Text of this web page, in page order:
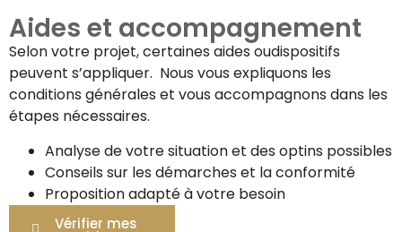
Aides et accompagnement
Selon votre projet, certaines aides oudispositifs
peuvent s’appliquer. Nous vous expliquons les
conditions générales et vous accompagnons dans les
étapes nécessaires.
Analyse de votre situation et des optins possibles
Conseils sur les démarches et la conformité
Proposition adapté à votre besoin
Vérifier mes